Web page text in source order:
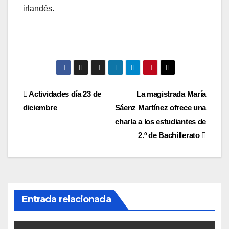
irlandés.
Navegación
La magistrada María
Sáenz Martínez ofrece una
charla a los estudiantes de
2.º de Bachillerato
Actividades día 23 de
diciembre
Entrada relacionada